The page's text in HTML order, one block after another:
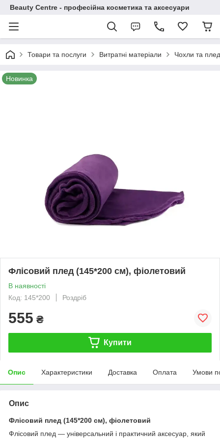
Beauty Centre - професійна косметика та аксесуари
Товари та послуги Витратні матеріали Чохли та
Новинка
Флісовий плед (145*200 см), фіолетовий
В наявності
Код: 145*200
Роздріб
555 ₴
Купити
Опис Характеристики Доставка Оплата Умови
Опис
Флісовий плед (145*200 см), фіолетовий
Флісовий плед — універсальний і практичний аксесуар, який